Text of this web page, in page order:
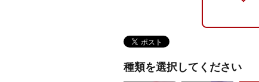
種類を選択してください